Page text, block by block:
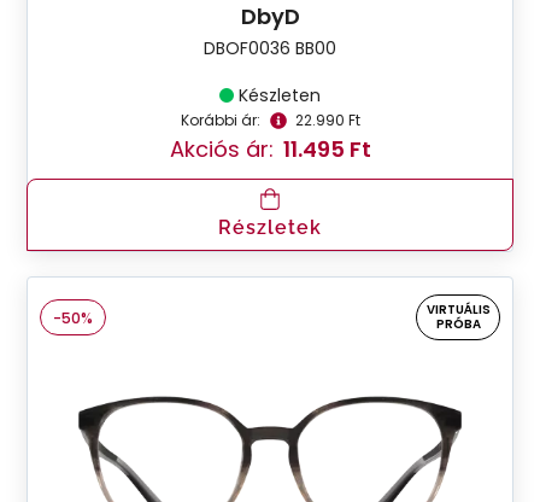
DbyD
DBOF0036 BB00
Készleten
Korábbi ár: 22.990 Ft
Akciós ár: 11.495 Ft
Részletek
-50%
VIRTUÁLIS
PRÓBA